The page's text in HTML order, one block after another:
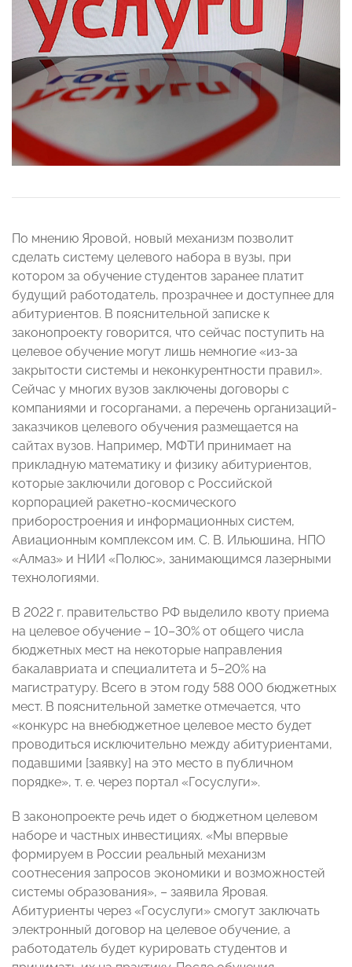
По мнению Яровой, новый механизм позволит
сделать систему целевого набора в вузы, при
котором за обучение студентов заранее платит
будущий работодатель, прозрачнее и доступнее для
абитуриентов. В пояснительной записке к
законопроекту говорится, что сейчас поступить на
целевое обучение могут лишь немногие «из-за
закрытости системы и неконкурентности правил».
Сейчас у многих вузов заключены договоры с
компаниями и госорганами, а перечень организаций-
заказчиков целевого обучения размещается на
сайтах вузов. Например, МФТИ принимает на
прикладную математику и физику абитуриентов,
которые заключили договор с Российской
корпорацией ракетно-космического
приборостроения и информационных систем,
Авиационным комплексом им. С. В. Ильюшина, НПО
«Алмаз» и НИИ «Полюс», занимающимся лазерными
технологиями.
В 2022 г. правительство РФ выделило квоту приема
на целевое обучение – 10–30% от общего числа
бюджетных мест на некоторые направления
бакалавриата и специалитета и 5–20% на
магистратуру. Всего в этом году 588 000 бюджетных
мест. В пояснительной заметке отмечается, что
«конкурс на внебюджетное целевое место будет
проводиться исключительно между абитуриентами,
подавшими [заявку] на это место в публичном
порядке», т. е. через портал «Госуслуги».
В законопроекте речь идет о бюджетном целевом
наборе и частных инвестициях. «Мы впервые
формируем в России реальный механизм
соотнесения запросов экономики и возможностей
системы образования», – заявила Яровая.
Абитуриенты через «Госуслуги» смогут заключать
электронный договор на целевое обучение, а
работодатель будет курировать студентов и